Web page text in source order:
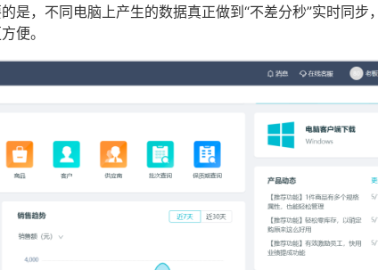
是，不同电脑上产生的数据真正做到“不差分秒”实时同步
便。